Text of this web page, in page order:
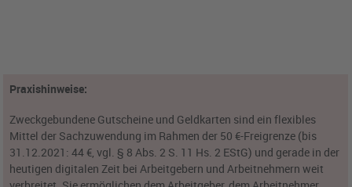
Praxishinweise:
Zweckgebundene Gutscheine und Geldkarten sind ein flexibles
Mittel der Sachzuwendung im Rahmen der 50 €-Freigrenze (bis
31.12.2021: 44 €, vgl. § 8 Abs. 2 S. 11 Hs. 2 EStG) und gerade in der
heutigen digitalen Zeit bei Arbeitgebern und Arbeitnehmern weit